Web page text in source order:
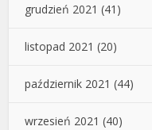
grudzień 2021 (41)
listopad 2021 (20)
październik 2021 (44)
wrzesień 2021 (40)